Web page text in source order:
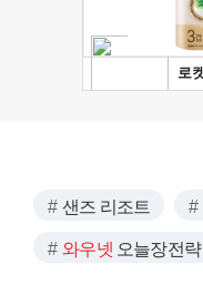
샌즈 리조트
와우넷 오늘장전략